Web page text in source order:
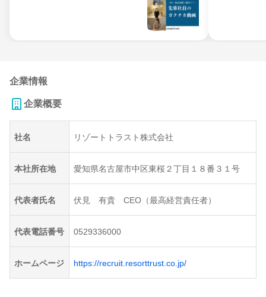
企業情報
企業概要
社名 リゾートトラスト株式会社
本社所在地 愛知県名古屋市中区東桜２丁目１８番３１号
代表者氏名 伏見 有貴 CEO（最高経営責任者）
代表電話番号 0529336000
ホームページ https://recruit.resorttrust.co.jp/